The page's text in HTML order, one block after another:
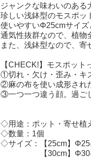
ジャンクな味わいのある
珍しい浅鉢型のモスポッ
使いやすいΦ25cmサイズ
通気性抜群なので、植物
また、浅鉢型なので、寄
【CHECK!】モスポット
①切れ・欠け・歪み・キ
②麻の布を使い成形され
③一つ一つ違う顔。過ご
◇用途：ポット・寄せ植
◇数量：1個
◇サイズ：【25cm】Φ25
【30cm】Φ30㎝